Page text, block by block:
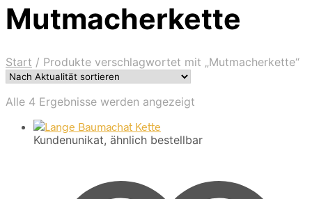
Mutmacherkette
Start / Produkte verschlagwortet mit „Mutmacherkette“
Alle 4 Ergebnisse werden angezeigt
Kundenunikat, ähnlich bestellbar